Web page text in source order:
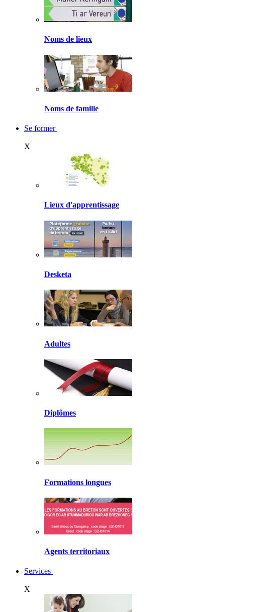
Noms de lieux
Noms de famille
Se former
X
Lieux d'apprentissage
Desketa
Adultes
Diplômes
Formations longues
Agents territoriaux
Services
X